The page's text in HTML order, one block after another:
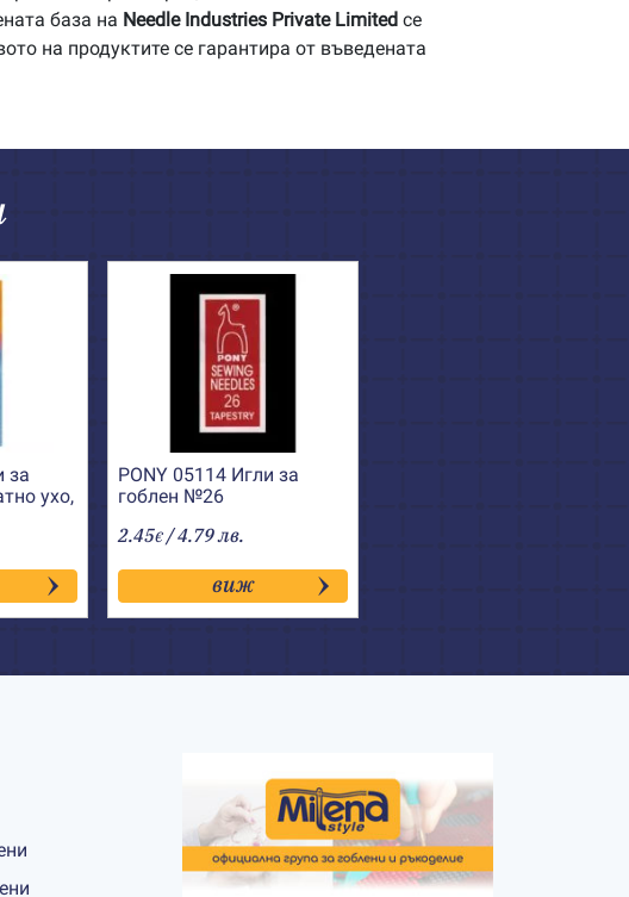
база на Needle Industries Private Limited се
на продуктите се гарантира от въведената
за
ухо,
PONY 05114 Игли за
гоблен №26
2.45€ / 4.79 лв.
виж